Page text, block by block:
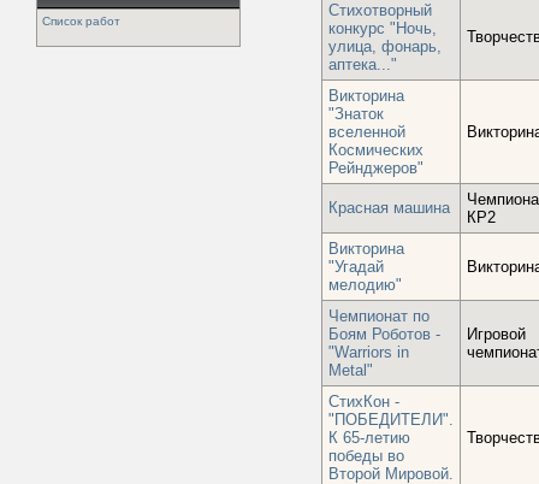
Список работ
Стихотворный
конкурс "Ночь,
улица, фонарь,
аптека..."
Викторина
"Знаток
вселенной
Космических
Рейнджеров"
Красная машина
КР2
Викторина
"Угадай
мелодию"
Чемпионат по
Боям Роботов -
"Warriors in
Metal"
Игровой
СтихКон -
"ПОБЕДИТЕЛИ".
К 65-летию
победы во
Второй Мировой.